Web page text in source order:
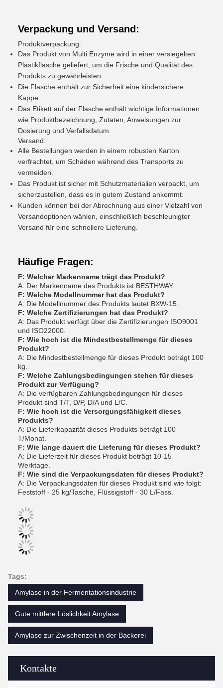
Kontakte
Verpackung und Versand:
Produktverpackung:
Das Produkt von Multi Enzyme wird in einer versiegelten
Plastikflasche geliefert, um die Frische und Qualität des
Produkts zu gewährleisten.
Die Flasche enthält zur Sicherheit eine kindersichere
Kappe.
Das Etikett auf der Flasche enthält wichtige Informationen
wie Produktbezeichnung, Zutaten, Anweisungen zur
Dosierung und Verfallsdatum.
Versand:
Alle Bestellungen werden in einem robusten Karton
verfrachtet, um Schäden während des Transports zu
vermeiden.
Das Produkt ist sicher mit Schutzmaterialien verpackt, um
sicherzustellen, dass es in gutem Zustand ankommt.
Kunden können bei der Abrechnung aus einer Vielzahl von
Versandoptionen wählen, einschließlich beschleunigter
Versand für eine schnellere Lieferung.
Häufige Fragen:
F: Welcher Markenname trägt das Produkt?
A: Der Markenname des Produkts ist BESTHWAY.
F: Welche Modellnummer hat das Produkt?
A: Die Modellnummer des Produkts lautet BXW-15.
F: Welche Zertifizierungen hat das Produkt?
A: Das Produkt verfügt über die Zertifizierungen ISO9001
und ISO22000.
F: Wie hoch ist die Mindestbestellmenge für dieses
Produkt?
A: Die Mindestbestellmenge für dieses Produkt beträgt 100
kg.
F: Welche Zahlungsbedingungen stehen für dieses
Produkt zur Verfügung?
A: Die verfügbaren Zahlungsbedingungen für dieses
Produkt sind T/T, D/P, D/A und L/C.
F: Wie hoch ist die Versorgungsfähigkeit dieses
Produkts?
A: Die Lieferkapazität dieses Produkts beträgt 100
T/Monat.
F: Wie lange dauert die Lieferung für dieses Produkt?
A: Die Lieferzeit für dieses Produkt beträgt 10-15
Werktage.
F: Wie sind die Verpackungsdaten für dieses Produkt?
A: Die Verpackungsdaten für dieses Produkt sind wie folgt:
Feststoff - 25 kg/Tasche, Flüssigstoff - 30 L/Fass.
Tags:
Amylase in der Fermentationsindustrie
Gute mittlere Löslichkeit Amylase
Amylase zur Zwischenzeit in der Backerei